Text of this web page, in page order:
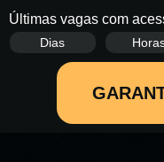
Últimas vagas com
Dias